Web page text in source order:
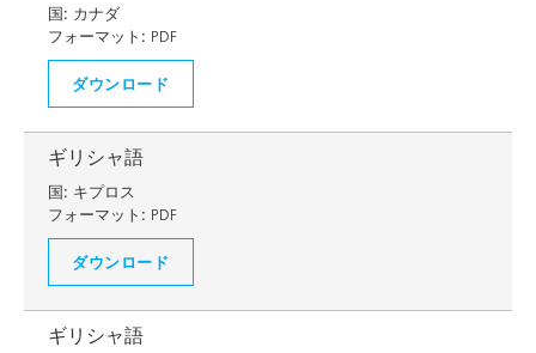
国: カナダ
フォーマット: PDF
ダウンロード
ギリシャ語
国: キプロス
フォーマット: PDF
ダウンロード
ギリシャ語